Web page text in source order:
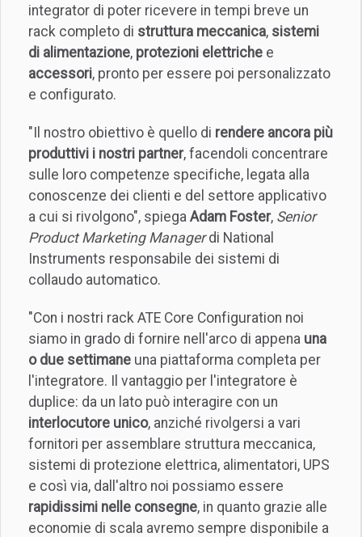
integrator di poter ricevere in tempi breve un
rack completo di struttura meccanica, sistemi
di alimentazione, protezioni elettriche e
accessori, pronto per essere poi personalizzato
e configurato.
"Il nostro obiettivo è quello di rendere ancora più
produttivi i nostri partner, facendoli concentrare
sulle loro competenze specifiche, legata alla
conoscenze dei clienti e del settore applicativo
a cui si rivolgono", spiega Adam Foster, Senior
Product Marketing Managerdi National
Instruments responsabile dei sistemi di
collaudo automatico.
"Con i nostri rack ATE Core Configuration noi
siamo in grado di fornire nell'arco di appena una
o due settimane una piattaforma completa per
l'integratore. Il vantaggio per l'integratore è
duplice: da un lato può interagire con un
interlocutore unico, anziché rivolgersi a vari
fornitori per assemblare struttura meccanica,
sistemi di protezione elettrica, alimentatori, UPS
e così via, dall'altro noi possiamo essere
rapidissimi nelle consegne, in quanto grazie alle
economie di scala avremo sempre disponibile a